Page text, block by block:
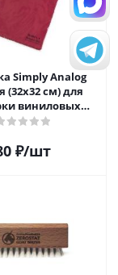
Simply Analog
(32х32 см) для
виниловых
из микрофибры
₽/шт